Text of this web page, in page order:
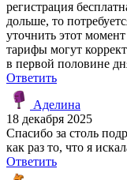
регистрация
дольше, то
уточнить этот
тарифы могут
в первой половине
Ответить
Аделина
18 декабря 2025
Спасибо за столь
как раз то, что я
Ответить